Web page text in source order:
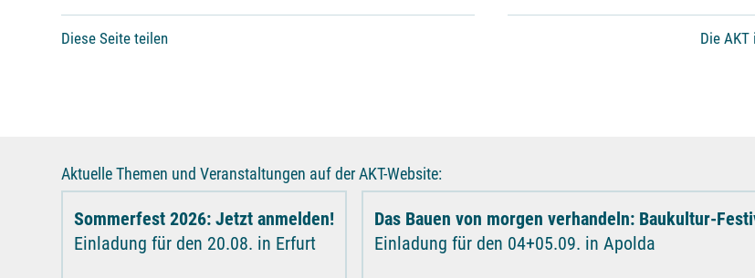
Diese Seite teilen Die
Aktuelle Themen und Veranstaltungen auf der AKT-Website:
Sommerfest 2026: Jetzt anmelden!
Einladung für den 20.08. in Erfurt
Das Bauen von morgen verhandeln: Baukultur-
Einladung für den 04+05.09. in Apolda